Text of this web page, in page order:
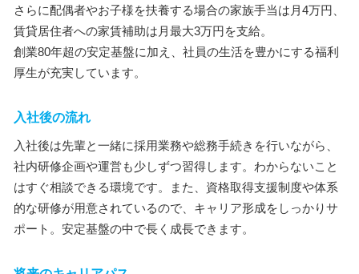
さらに配偶者やお子様を扶養する場合の家族手当は月4万円、
賃貸居住者への家賃補助は月最大3万円を支給。
創業80年超の安定基盤に加え、社員の生活を豊かにする福利
厚生が充実しています。
入社後の流れ
入社後は先輩と一緒に採用業務や総務手続きを行いながら、
社内研修企画や運営も少しずつ習得します。わからないこと
はすぐ相談できる環境です。また、資格取得支援制度や体系
的な研修が用意されているので、キャリア形成をしっかりサ
ポート。安定基盤の中で長く成長できます。